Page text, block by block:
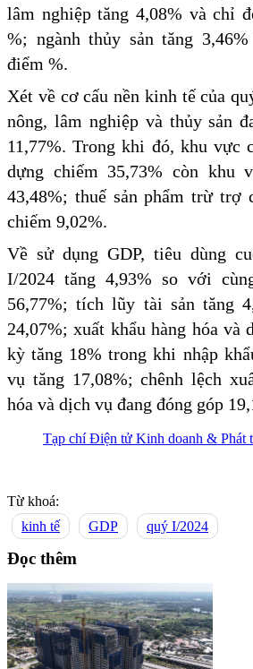
lâm nghiệp tăng 4,08% và chỉ
%; ngành thủy sản tăng
điểm %.
Xét về cơ cấu nền kinh tế của
nông, lâm nghiệp và thủy sản
11,77%. Trong khi đó, khu vực
dựng chiếm 35,73% còn khu
43,48%; thuế sản phẩm trừ trợ
chiếm 9,02%.
Về sử dụng GDP, tiêu dùng
I/2024 tăng 4,93% so với
56,77%; tích lũy tài sản tăng
24,07%; xuất khẩu hàng hóa và
kỳ tăng 18% trong khi nhập
vụ tăng 17,08%; chênh lệch
hóa và dịch vụ đang đóng góp
Tạp chí Điện tử Kinh doanh & Phát
Từ khoá:
kinh tế
GDP quý I/2024
Đọc thêm